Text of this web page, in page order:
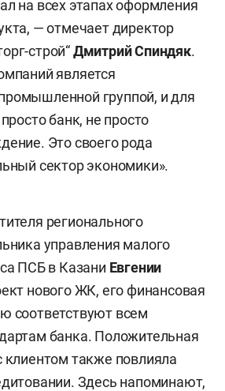
на всех этапах оформления
— отмечает директор
строй“Дмитрий Спиндяк.
является
группой, и для
банк, не просто
Это своего рода
сектор экономики».
регионального
управления малого
ПСБ в Казани Евгении
нового ЖК, его финансовая
соответствуют всем
банка. Положительная
клиентом также повлияла
Здесь напоминают,